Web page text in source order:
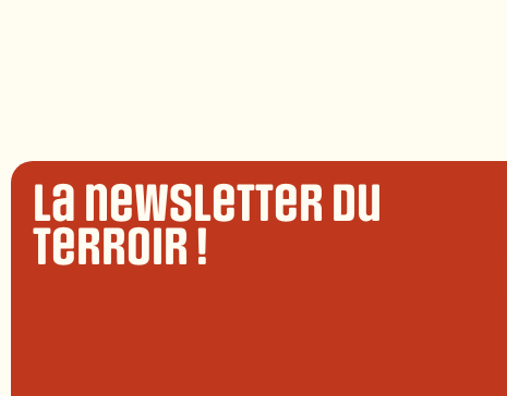
La newsletter du
terroir !